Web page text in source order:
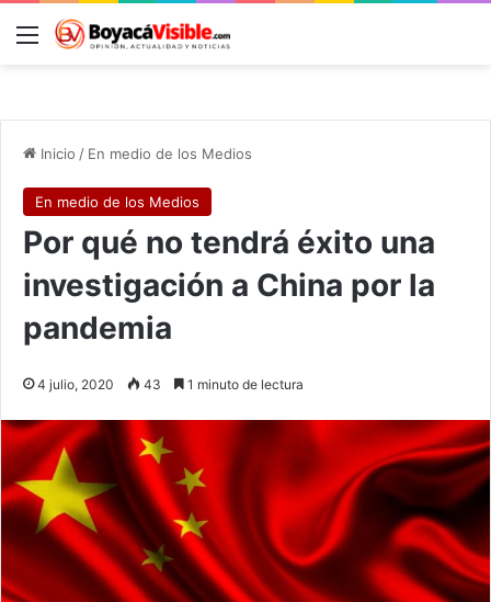
Menú
Inicio / En medio de los Medios
En medio de los Medios
Por qué no tendrá éxito una
investigación a China por la
pandemia
4 julio, 2020 43 1 minuto de lectura